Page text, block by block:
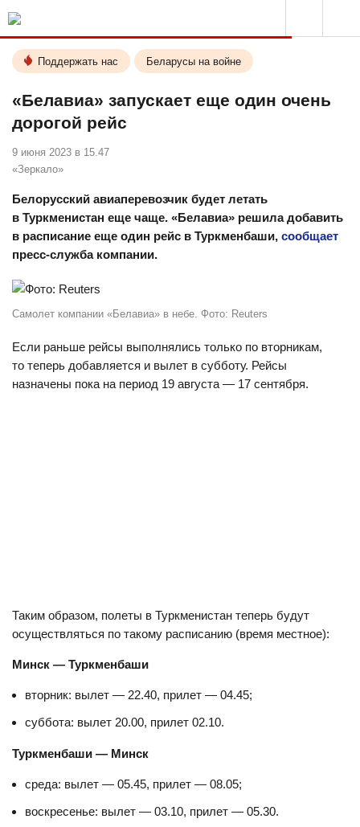
Поддержать нас Беларусы на войне
«Белавиа» запускает еще один очень
дорогой рейс
9 июня 2023 в 15.47
«Зеркало»
Белорусский авиаперевозчик будет летать
в Туркменистан еще чаще. «Белавиа» решила добавить
в расписание еще один рейс в Туркменбаши, сообщает
пресс-служба компании.
Самолет компании «Белавиа» в небе. Фото: Reuters
Если раньше рейсы выполнялись только по вторникам,
то теперь добавляется и вылет в субботу. Рейсы
назначены пока на период 19 августа — 17 сентября.
Таким образом, полеты в Туркменистан теперь будут
осуществляться по такому расписанию (время местное):
Минск — Туркменбаши
вторник: вылет — 22.40, прилет — 04.45;
суббота: вылет 20.00, прилет 02.10.
Туркменбаши — Минск
среда: вылет — 05.45, прилет — 08.05;
воскресенье: вылет — 03.10, прилет — 05.30.